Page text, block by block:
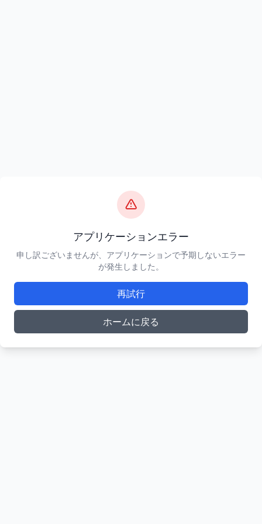
アプリケーションエラー
申し訳ございませんが、アプリケーションで予期しないエラー
が発生しました。
再試行
ホームに戻る